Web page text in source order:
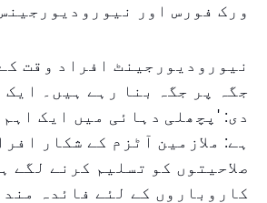
ورک فورس اور
نیورودیورجینٹ افراد وقت
جگہ پر جگہ بنا رہے ہیں۔
دی: 'پچھلی دہائی میں ایک
ہے: ملازمین آٹزم کے شکار
صلاحیتوں کو تسلیم کرنے لگے
کاروباروں کے لئے فائدہ